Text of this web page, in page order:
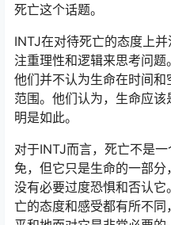
死亡这个话题。
INTJ在对待死亡的态度上
注重理性和逻辑来思考问
他们并不认为生命在时间
范围。他们认为，生命应
明是如此。
对于INTJ而言，死亡不是
免，但它只是生命的一部分
没有必要过度恐惧和否认
亡的态度和感受都有所不